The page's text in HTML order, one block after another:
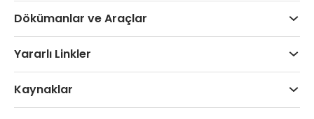
Dökümanlar ve Araçlar
Yararlı Linkler
Kaynaklar